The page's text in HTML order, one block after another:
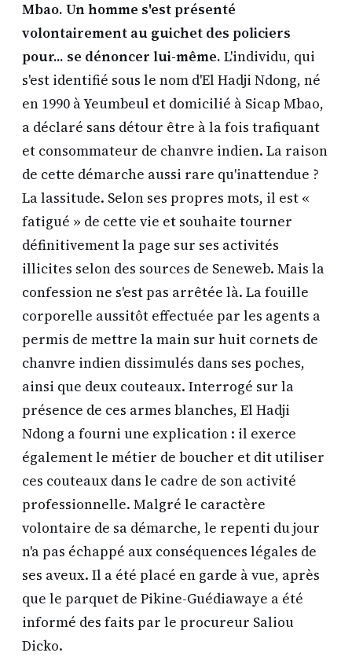
Mbao. Un homme s'est présenté
volontairement au guichet des policiers
pour... se dénoncer lui-même. L'individu, qui
s'est identifié sous le nom d'El Hadji Ndong, né
en 1990 à Yeumbeul et domicilié à Sicap Mbao,
a déclaré sans détour être à la fois trafiquant
et consommateur de chanvre indien. La raison
de cette démarche aussi rare qu'inattendue ?
La lassitude. Selon ses propres mots, il est «
fatigué » de cette vie et souhaite tourner
définitivement la page sur ses activités
illicites selon des sources de Seneweb. Mais la
confession ne s'est pas arrêtée là. La fouille
corporelle aussitôt effectuée par les agents a
permis de mettre la main sur huit cornets de
chanvre indien dissimulés dans ses poches,
ainsi que deux couteaux. Interrogé sur la
présence de ces armes blanches, El Hadji
Ndong a fourni une explication : il exerce
également le métier de boucher et dit utiliser
ces couteaux dans le cadre de son activité
professionnelle. Malgré le caractère
volontaire de sa démarche, le repenti du jour
n'a pas échappé aux conséquences légales de
ses aveux. Il a été placé en garde à vue, après
que le parquet de Pikine-Guédiawaye a été
informé des faits par le procureur Saliou
Dicko.